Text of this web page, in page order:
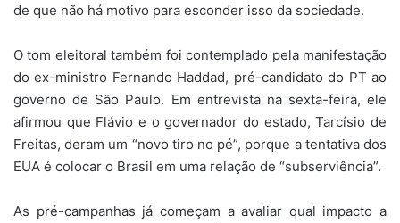
de que não há motivo para esconder isso da sociedade.
O tom eleitoral também foi contemplado pela manifestação
do ex-ministro Fernando Haddad, pré-candidato do PT ao
governo de São Paulo. Em entrevista na sexta-feira, ele
afirmou que Flávio e o governador do estado, Tarcísio de
Freitas, deram um “novo tiro no pé”, porque a tentativa dos
EUA é colocar o Brasil em uma relação de “subserviência”.
As pré-campanhas já começam a avaliar qual impacto a